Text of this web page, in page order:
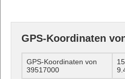
GPS-Koordinaten
GPS-Koordinaten von
39517000